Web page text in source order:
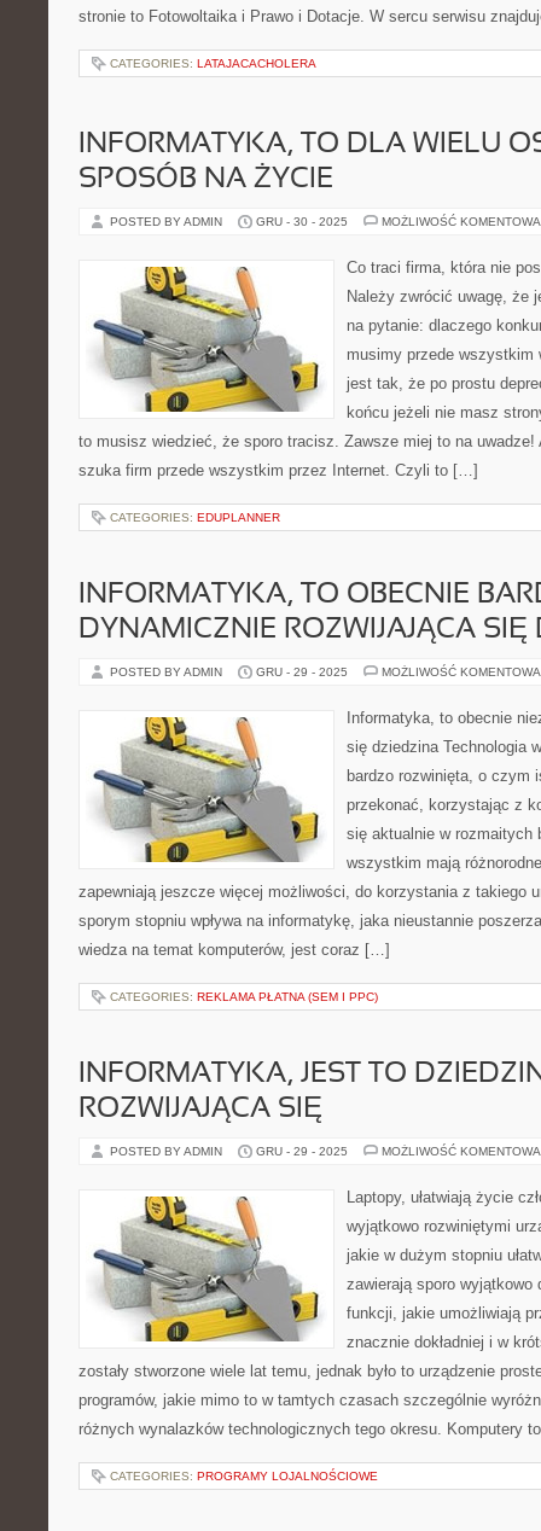
stronie to Fotowoltaika i Prawo i Dotacje. W sercu serwisu
CATEGORIES: LATAJACACHOLERA
INFORMATYKA, TO DLA WIELU
SPOSÓB NA ŻYCIE
POSTED BY ADMIN GRU - 30 - 2025 MOŻLIWOŚĆ
Co traci firma, która nie
Należy zwrócić uwagę, że
na pytanie: dlaczego
musimy przede
jest tak, że po prostu
końcu jeżeli nie masz
to musisz wiedzieć, że sporo tracisz. Zawsze miej to na uwadze!
szuka firm przede wszystkim przez Internet. Czyli to […]
CATEGORIES: EDUPLANNER
INFORMATYKA, TO OBECNIE
DYNAMICZNIE ROZWIJAJĄCA
POSTED BY ADMIN GRU - 29 - 2025 MOŻLIWOŚĆ
Informatyka, to obecnie
się dziedzina Technologia
bardzo rozwinięta, o czym
przekonać, korzystając z
się aktualnie w rozmaitych
wszystkim mają
zapewniają jeszcze więcej możliwości, do korzystania z takiego
sporym stopniu wpływa na informatykę, jaka nieustannie
wiedza na temat komputerów, jest coraz […]
CATEGORIES: REKLAMA PŁATNA (SEM I PPC)
INFORMATYKA, JEST TO
ROZWIJAJĄCA SIĘ
POSTED BY ADMIN GRU - 29 - 2025 MOŻLIWOŚĆ
Laptopy, ułatwiają życie
wyjątkowo rozwiniętymi
jakie w dużym stopniu
zawierają sporo wyjątkowo
funkcji, jakie umożliwiają
znacznie dokładniej i w
zostały stworzone wiele lat temu, jednak było to urządzenie
programów, jakie mimo to w tamtych czasach szczególnie
różnych wynalazków technologicznych tego okresu. Komputery
CATEGORIES: PROGRAMY LOJALNOŚCIOWE